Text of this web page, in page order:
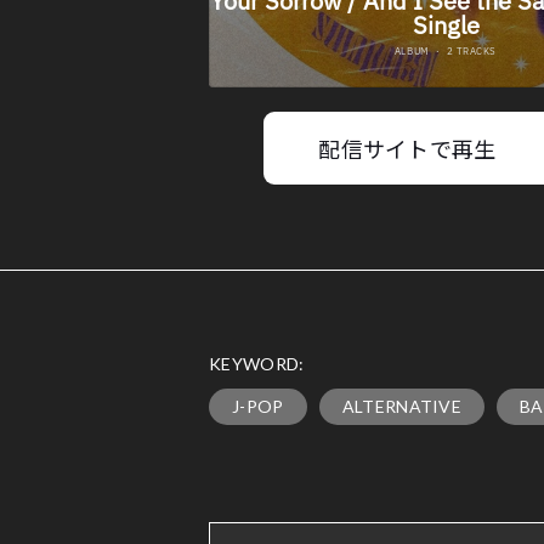
配信サイトで再生
KEYWORD:
J-POP ALTERNATIVE